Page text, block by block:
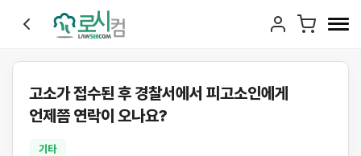
고소가 접수된 후 경찰서에서 피고소인에게
언제쯤 연락이 오나요?
기타